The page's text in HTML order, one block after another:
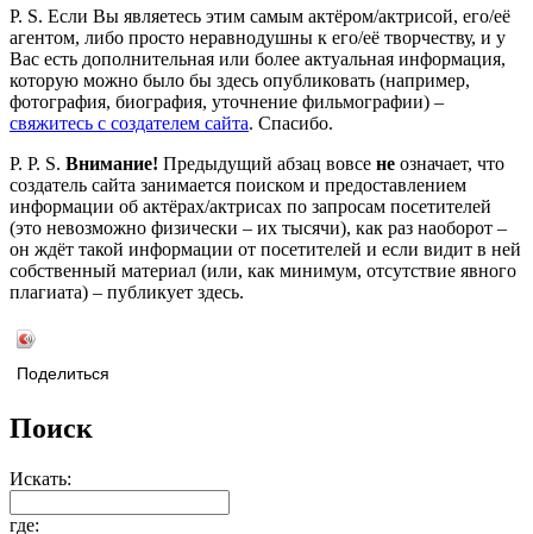
P. S. Если Вы являетесь этим самым актёром/актрисой, его/её
агентом, либо просто неравнодушны к его/её творчеству, и у
Вас есть дополнительная или более актуальная информация,
которую можно было бы здесь опубликовать (например,
фотография, биография, уточнение фильмографии) –
свяжитесь с создателем сайта. Спасибо.
P. P. S. Внимание! Предыдущий абзац вовсе не означает, что
создатель сайта занимается поиском и предоставлением
информации об актёрах/актрисах по запросам посетителей
(это невозможно физически – их тысячи), как раз наоборот –
он ждёт такой информации от посетителей и если видит в ней
собственный материал (или, как минимум, отсутствие явного
плагиата) – публикует здесь.
Поделиться
Поиск
Искать:
где: